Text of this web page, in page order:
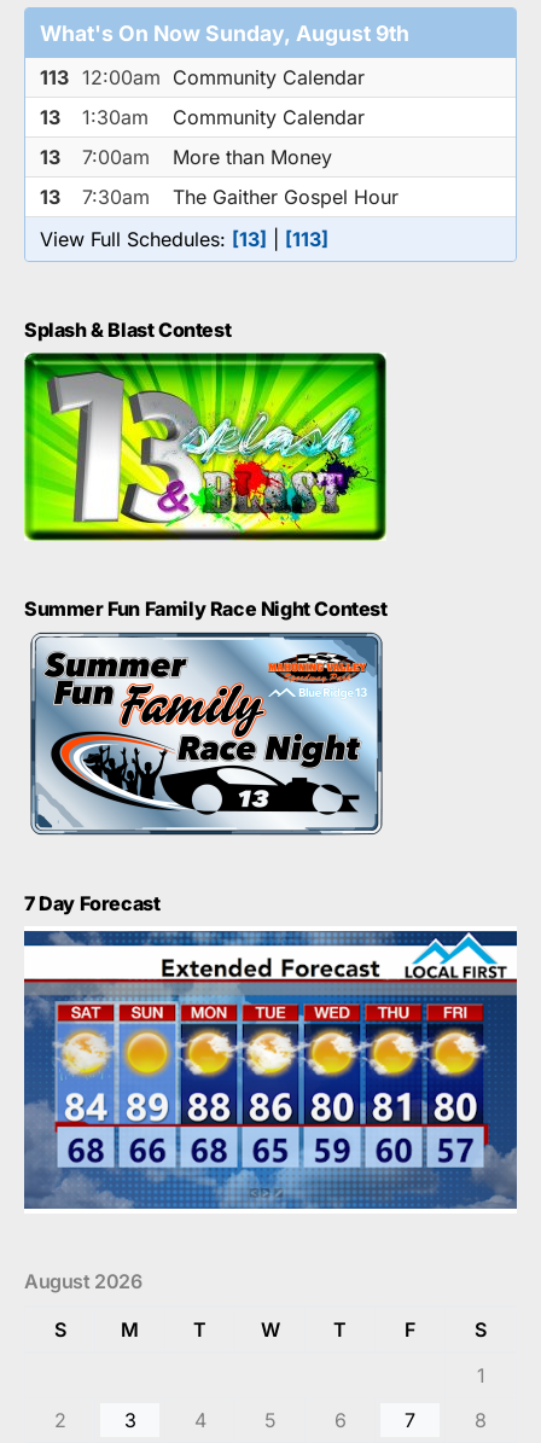
What's On Now Sunday, August 9th
113 12:00am Community Calendar
13
1:30am
Community Calendar
13
7:00am
More than Money
13
7:30am
The Gaither Gospel Hour
View Full Schedules: [13] [113]
Splash & Blast Contest
Summer Fun Family Race Night Contest
7 Day Forecast
August 2026
S
M T W T F
S
1
2
3 4 5 6 7
8